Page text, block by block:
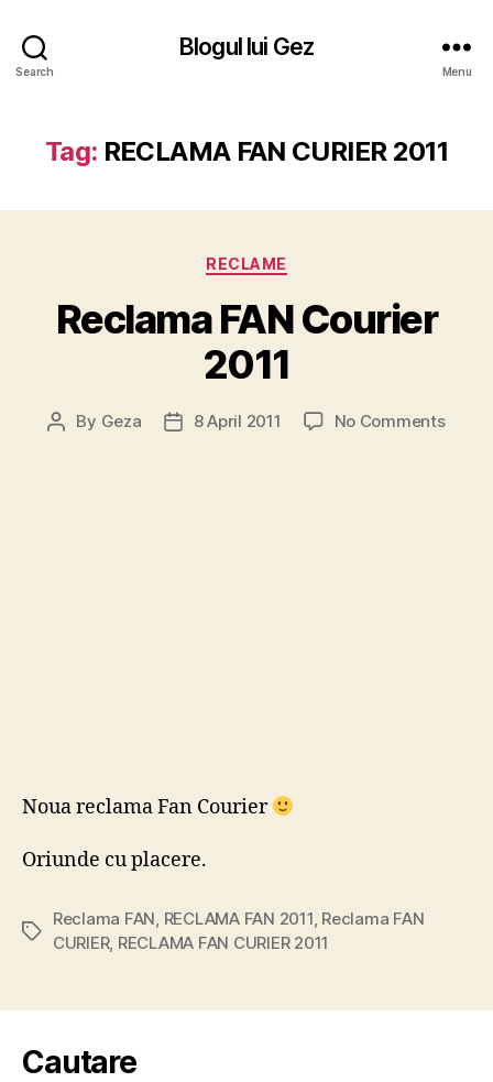
Search
Blogul lui Gez
Menu
Tag: RECLAMA FAN CURIER 2011
Categories
RECLAME
Reclama FAN Courier
2011
Post
By Geza
Post8 April 2011 No Commentson
Noua reclama Fan Courier
Oriunde cu placere.
Tags
Reclama FAN RECLAMA FAN 2011 Reclama FAN
CURIER, RECLAMA FAN CURIER 2011
Cautare